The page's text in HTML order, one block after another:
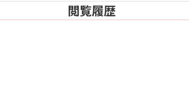
閲覧履歴